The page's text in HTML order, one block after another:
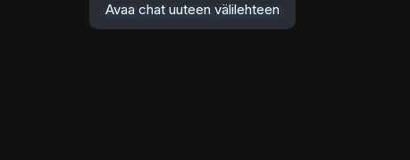
Avaa chat uuteen välilehteen